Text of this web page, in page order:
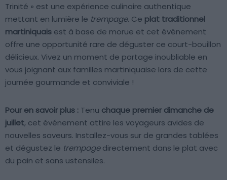
Trinité » est une expérience culinaire authentique
mettant en lumière le trempage. Ce plat traditionnel
martiniquais est à base de morue et cet événement
offre une opportunité rare de déguster ce court-bouillon
délicieux. Vivez un moment de partage inoubliable en
vous joignant aux familles martiniquaise lors de cette
journée gourmande et conviviale !
Pour en savoir plus : Tenu chaque premier dimanche de
juillet, cet événement attire les voyageurs avides de
nouvelles saveurs. Installez-vous sur de grandes tablées
et dégustez le trempagedirectement dans le plat avec
du pain et sans ustensiles.